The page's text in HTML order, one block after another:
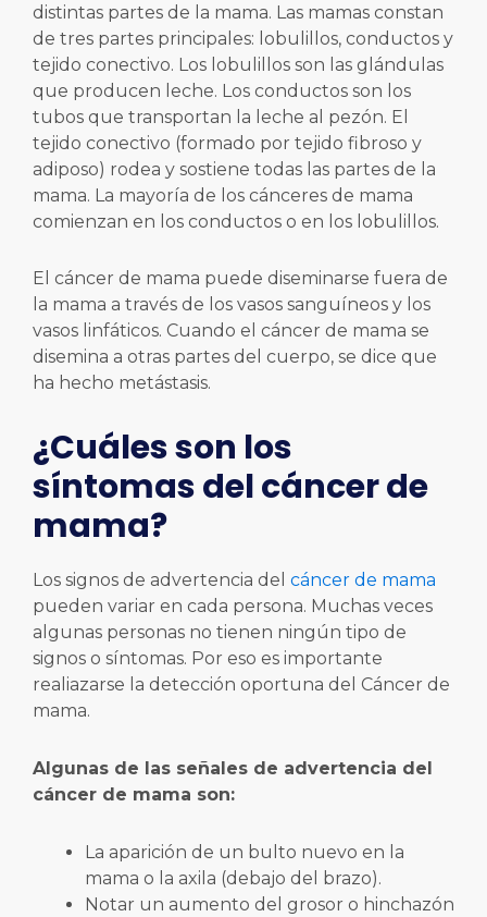
distintas partes de la mama. Las mamas constan
de tres partes principales: lobulillos, conductos y
tejido conectivo. Los lobulillos son las glándulas
que producen leche. Los conductos son los
tubos que transportan la leche al pezón. El
tejido conectivo (formado por tejido fibroso y
adiposo) rodea y sostiene todas las partes de la
mama. La mayoría de los cánceres de mama
comienzan en los conductos o en los lobulillos.
El cáncer de mama puede diseminarse fuera de
la mama a través de los vasos sanguíneos y los
vasos linfáticos. Cuando el cáncer de mama se
disemina a otras partes del cuerpo, se dice que
ha hecho metástasis.
¿Cuáles son los
síntomas del cáncer de
mama?
Los signos de advertencia del cáncer de mama
pueden variar en cada persona. Muchas veces
algunas personas no tienen ningún tipo de
signos o síntomas. Por eso es importante
realiazarse la detección oportuna del Cáncer de
mama.
Algunas de las señales de advertencia del
cáncer de mama son:
La aparición de un bulto nuevo en la
mama o la axila (debajo del brazo).
Notar un aumento del grosor o hinchazón